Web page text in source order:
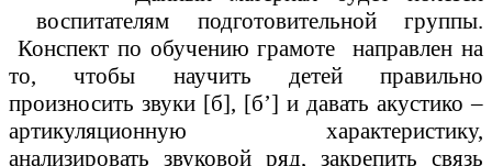
воспитателям подготовительной группы.
Конспект по обучению грамоте направлен на
то, чтобы научить детей правильно
произносить звуки [б], [б’] и давать акустико –
артикуляционную характеристику,
анализировать звуковой ряд, закрепить связь